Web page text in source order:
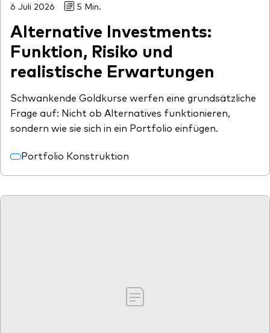
6 Juli 2026 5 Min.
Alternative Investments:
Funktion, Risiko und
realistische Erwartungen
Schwankende Goldkurse werfen eine grundsätzliche
Frage auf: Nicht ob Alternatives funktionieren,
sondern wie sie sich in ein Portfolio einfügen.
Portfolio Konstruktion